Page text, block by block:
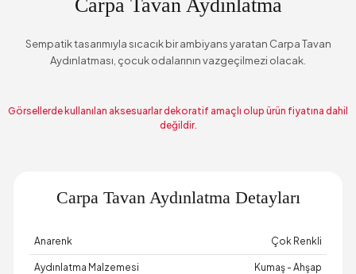
Carpa Tavan Aydınlatma
Sempatik tasarımıyla sıcacık bir ambiyans yaratan Carpa Tavan
Aydınlatması, çocuk odalarının vazgeçilmezi olacak.
Görsellerde kullanılan aksesuarlar dekoratif amaçlı olup ürün fiyatına dahil
değildir.
Carpa Tavan Aydınlatma Detayları
Anarenk Çok Renkli
Aydınlatma Malzemesi Kumaş - Ahşap